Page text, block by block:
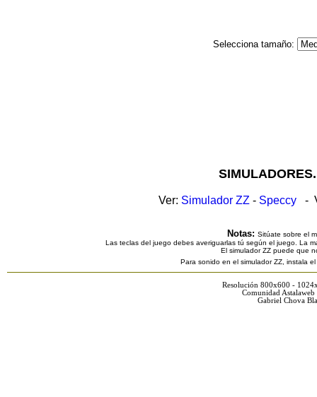
Selecciona tamaño:
Ver: Simulador ZZ - Speccy -
Notas: Sitúate sobre el
Las teclas del juego debes averiguarlas tú según el juego. La
El simulador ZZ puede que
Para sonido en el simulador ZZ, instala
Resolución 800x600 -
Comunidad
Gabriel Chova